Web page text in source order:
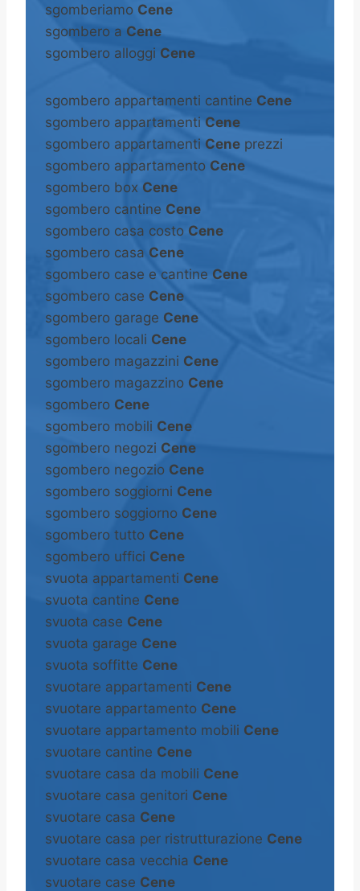
sgomberiamo Cene
sgombero a Cene
sgombero alloggi Cene
sgombero appartamenti cantine Cene
sgombero appartamenti Cene
sgombero appartamenti Cene prezzi
sgombero appartamento Cene
sgombero box Cene
sgombero cantine Cene
sgombero casa costo Cene
sgombero casa Cene
sgombero case e cantine Cene
sgombero case Cene
sgombero garage Cene
sgombero locali Cene
sgombero magazzini Cene
sgombero magazzino Cene
sgombero Cene
sgombero mobili Cene
sgombero negozi Cene
sgombero negozio Cene
sgombero soggiorni Cene
sgombero soggiorno Cene
sgombero tutto Cene
sgombero uffici Cene
svuota appartamenti Cene
svuota cantine Cene
svuota case Cene
svuota garage Cene
svuota soffitte Cene
svuotare appartamenti Cene
svuotare appartamento Cene
svuotare appartamento mobili Cene
svuotare cantine Cene
svuotare casa da mobili Cene
svuotare casa genitori Cene
svuotare casa Cene
svuotare casa per ristrutturazione Cene
svuotare casa vecchia Cene
svuotare case Cene